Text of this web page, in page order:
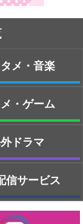
メ・音楽
・ゲーム
ドラマ
信サービス